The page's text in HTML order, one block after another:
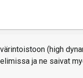
(high
ja ne saivat